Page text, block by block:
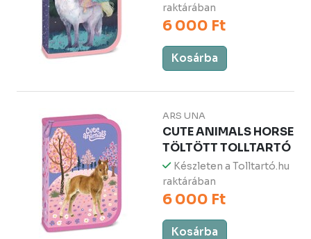
raktárában
6 000 Ft
Kosárba
ARS UNA
CUTE ANIMALS HORSE
TÖLTÖTT TOLLTARTÓ
Készleten a Tolltartó.hu
raktárában
6 000 Ft
Kosárba